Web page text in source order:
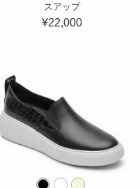
スアップ
¥22,000